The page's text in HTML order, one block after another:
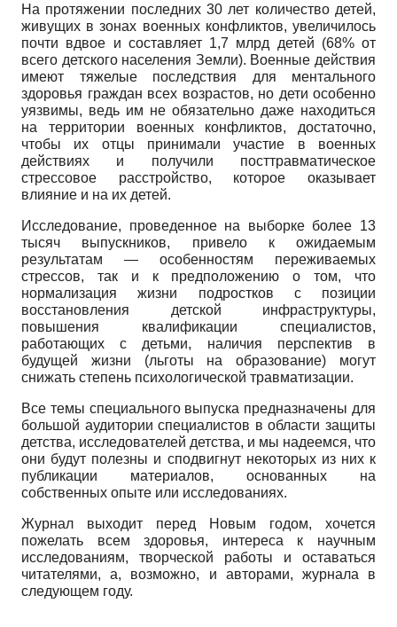
На протяжении последних 30 лет количество детей,
живущих в зонах военных конфликтов, увеличилось
почти вдвое и составляет 1,7 млрд детей (68% от
всего детского населения Земли). Военные действия
имеют тяжелые последствия для ментального
здоровья граждан всех возрастов, но дети особенно
уязвимы, ведь им не обязательно даже находиться
на территории военных конфликтов, достаточно,
чтобы их отцы принимали участие в военных
действиях и получили посттравматическое
стрессовое расстройство, которое оказывает
влияние и на их детей.
Исследование, проведенное на выборке более 13
тысяч выпускников, привело к ожидаемым
результатам — особенностям переживаемых
стрессов, так и к предположению о том, что
нормализация жизни подростков с позиции
восстановления детской инфраструктуры,
повышения квалификации специалистов,
работающих с детьми, наличия перспектив в
будущей жизни (льготы на образование) могут
снижать степень психологической травматизации.
Все темы специального выпуска предназначены для
большой аудитории специалистов в области защиты
детства, исследователей детства, и мы надеемся, что
они будут полезны и сподвигнут некоторых из них к
публикации материалов, основанных на
собственных опыте или исследованиях.
Журнал выходит перед Новым годом, хочется
пожелать всем здоровья, интереса к научным
исследованиям, творческой работы и оставаться
читателями, а, возможно, и авторами, журнала в
следующем году.